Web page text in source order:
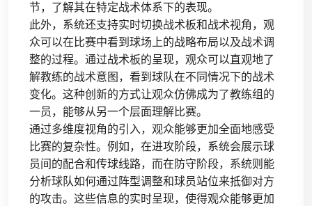
节，了解其在特定战术体系下的表现。
此外，系统还支持实时切换战术板和战术视角，观
众可以在比赛中看到球场上的战略布局以及战术调
整的过程。通过战术板的呈现，观众可以直观地了
解教练的战术意图，看到球队在不同情况下的战术
变化。这种创新的方式让观众仿佛成为了教练组的
一员，能够从另一个层面理解比赛。
通过多维度视角的引入，观众能够更加全面地感受
比赛的复杂性。例如，在进攻阶段，系统会展示球
员间的配合和传球线路，而在防守阶段，系统则能
分析球队如何通过阵型调整和球员站位来抵御对方
的攻击。这些信息的实时呈现，使得观众能够更加